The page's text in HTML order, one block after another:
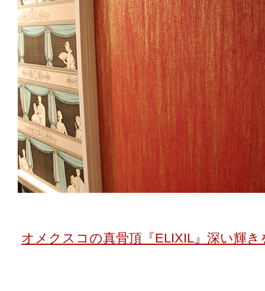
オメクスコの真骨頂『ELIXIL』深い輝き